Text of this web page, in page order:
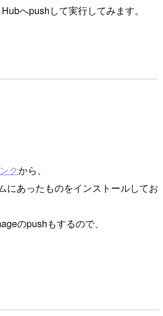
へpushして実行してみます。
クから、
にあったものをインストールしてお
のpushもするので、